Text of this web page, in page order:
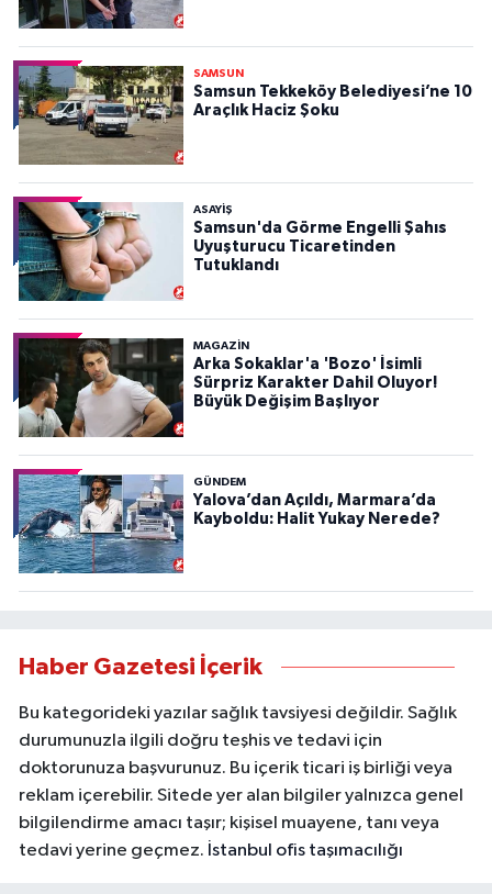
SAMSUN
Samsun Tekkeköy Belediyesi’ne 10
Araçlık Haciz Şoku
ASAYIŞ
Samsun'da Görme Engelli Şahıs
Uyuşturucu Ticaretinden
Tutuklandı
MAGAZİN
Arka Sokaklar'a 'Bozo' İsimli
Sürpriz Karakter Dahil Oluyor!
Büyük Değişim Başlıyor
GÜNDEM
Yalova’dan Açıldı, Marmara’da
Kayboldu: Halit Yukay Nerede?
Haber Gazetesi İçerik
Bu kategorideki yazılar sağlık tavsiyesi değildir. Sağlık
durumunuzla ilgili doğru teşhis ve tedavi için
doktorunuza başvurunuz. Bu içerik ticari iş birliği veya
reklam içerebilir. Sitede yer alan bilgiler yalnızca genel
bilgilendirme amacı taşır; kişisel muayene, tanı veya
tedavi yerine geçmez. İstanbul ofis taşımacılığı